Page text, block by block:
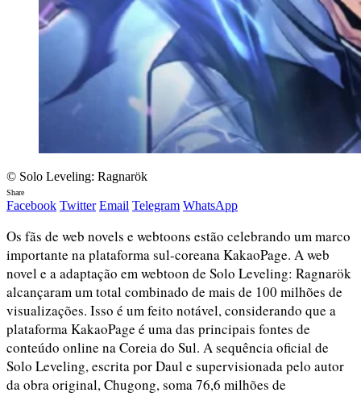
© Solo Leveling: Ragnarök
Share
Facebook Twitter Email Telegram WhatsApp
Os fãs de web novels e webtoons estão celebrando um marco
importante na plataforma sul-coreana KakaoPage. A web
novel e a adaptação em webtoon de Solo Leveling: Ragnarök
alcançaram um total combinado de mais de 100 milhões de
visualizações. Isso é um feito notável, considerando que a
plataforma KakaoPage é uma das principais fontes de
conteúdo online na Coreia do Sul. A sequência oficial de
Solo Leveling, escrita por Daul e supervisionada pelo autor
da obra original, Chugong, soma 76,6 milhões de